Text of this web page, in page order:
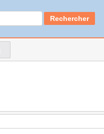
Rechercher